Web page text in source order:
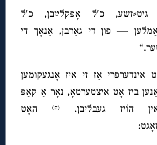
גיט⸗זשע, כ′ל אָפּקלײַבן, כ′ל
— פון די גאַרבן, אַנאָך די
אינדערפרי אַז זי איז אָנגעקומען
ביז אָט איצטערטאָ, נאָר אַ קאַפּ
הוֹיז געבליבן.(ח)
האָט